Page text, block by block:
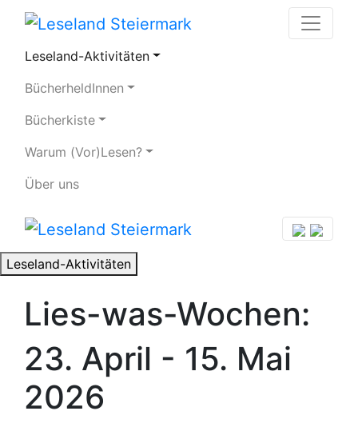
Leseland-Aktivitäten
BücherheldInnen
Bücherkiste
Warum (Vor)Lesen?
Über uns
Leseland-Aktivitäten
Lies-was-Wochen:
23. April - 15. Mai
2026